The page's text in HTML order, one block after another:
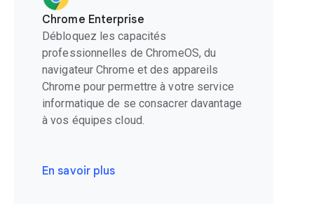
Chrome Enterprise
Débloquez les capacités
professionnelles de ChromeOS, du
navigateur Chrome et des appareils
Chrome pour permettre à votre service
informatique de se consacrer davantage
à vos équipes cloud.
En savoir plus